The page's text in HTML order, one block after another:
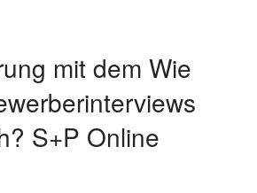
mit dem Wie
S+P Online